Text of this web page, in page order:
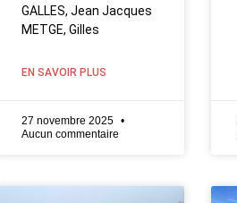
GALLES, Jean Jacques
METGE, Gilles
EN SAVOIR PLUS
27 novembre 2025
Aucun commentaire